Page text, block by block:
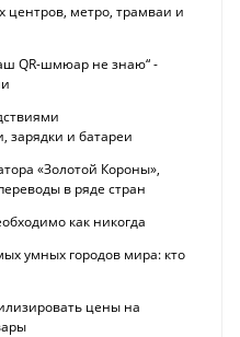
центров, метро, трамваи и
QR-шмюар не знаю“ -
зарядки и батареи
«Золотой Короны»,
в ряде стран
как никогда
умных городов мира: кто
цены на